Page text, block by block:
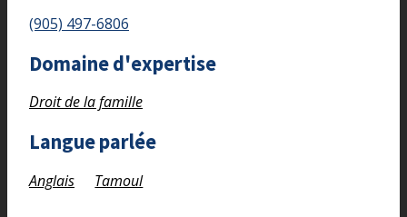
(905) 497-6806
Domaine d'expertise
Droit de la famille
Langue parlée
Anglais Tamoul